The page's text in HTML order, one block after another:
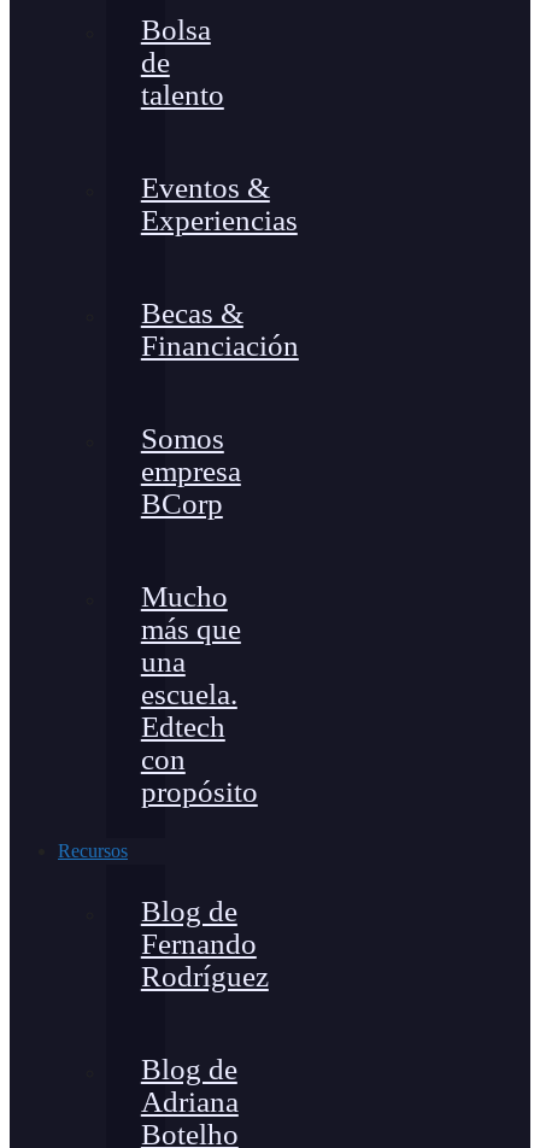
Bolsa
de
talento
Eventos &
Experiencias
Becas &
Financiación
Somos
empresa
BCorp
Mucho
más que
una
escuela.
Edtech
con
propósito
Recursos
Blog de
Fernando
Rodríguez
Blog de
Adriana
Botelho